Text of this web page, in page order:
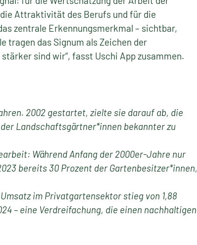
Attraktivität des Berufs und für die
zentrale Erkennungsmerkmal – sichtbar,
tragen das Signum als Zeichen der
sind wir“, fasst Uschi App zusammen.
2002 gestartet, zielte sie darauf ab, die
Landschaftsgärtner*innen bekannter zu
Während Anfang der 2000er-Jahre nur
bereits 30 Prozent der Gartenbesitzer*innen,
im Privatgartensektor stieg von 1,88
– eine Verdreifachung, die einen nachhaltigen